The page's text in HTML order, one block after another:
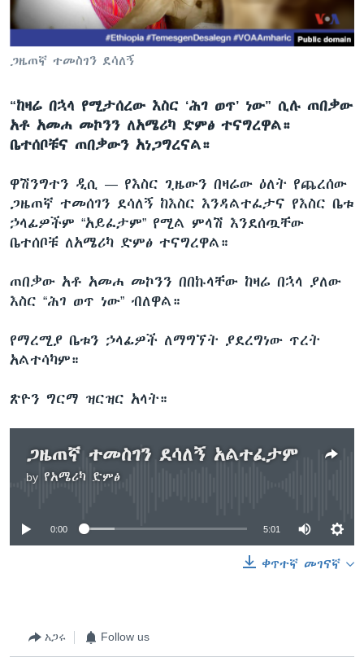
ቋንቋዎች
ጋዜጠኛ ተመስገን ደሳለኝ
“ከዛሬ በኋላ የሚታሰረው እስር ‘ሕገ ወጥ’ ነው” ሲሉ ጠበቃው
አቶ አመሐ መኮንን ለአሜሪካ ድምፅ ተናግረዋል።
ቤተሰቦቹና ጠበቃውን አነጋግረናል።
ዋሽንግተን ዲሲ — የእስር ጊዜውን በዛሬው ዕለት የጨረሰው
ጋዜጠኛ ተመሰገን ደሳለኝ ከእስር እንዳልተፈታና የእስር ቤቱ
ኃላፊዎችም “አይፈታም” የሚል ምላሽ እንደሰጧቸው
ቤተሰቦቹ ለአሜሪካ ድምፅ ተናግረዋል።
ጠበቃው አቶ አመሐ መኮንን በበኩላቸው ከዛሬ በኋላ ያለው
እስር “ሕገ ወጥ ነው” ብለዋል።
የማረሚያ ቤቱን ኃላፊዎች ለማግኘት ያደረግነው ጥረት
አልተሳካም።
ጽዮን ግርማ ዝርዝር አላት።
ጋዜጠኛ ተመስገን ደሳለኝ አልተፈታም
by የአሜሪካ ድምፅ
No media source currently available
0:00 5:01
ቀጥተኛ መገናኛ
አጋሩ Follow us